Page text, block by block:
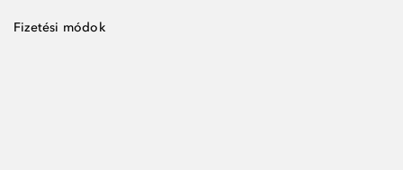
Fizetési módok